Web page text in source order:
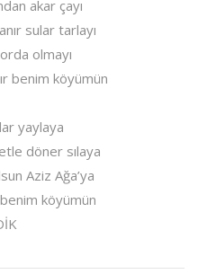
akar çayı
sular tarlayı
olmayı
benim köyümün
yaylaya
döner sılaya
Aziz Ağa’ya
köyümün